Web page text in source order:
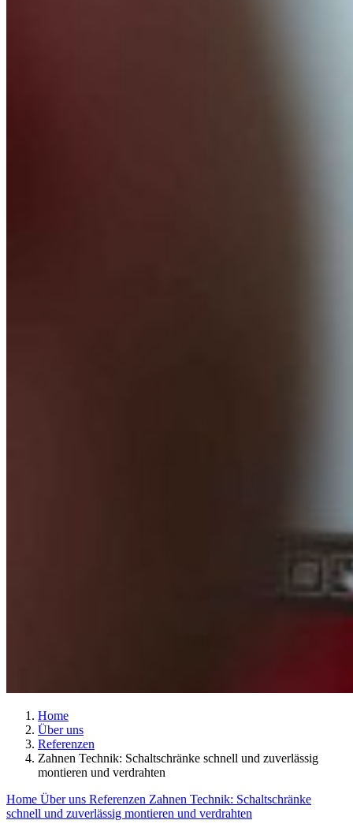
Home
Über uns
Referenzen
Zahnen Technik: Schaltschränke schnell und zuverlässig
montieren und verdrahten
Home Über uns Referenzen Zahnen Technik: Schaltschränke
schnell und zuverlässig montieren und verdrahten